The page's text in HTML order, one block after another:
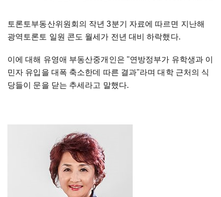
토론토부동산위원회의 작년 3분기 자료에 따르면 지난해
광역토론토 일원 콘도 월세가 전년 대비 하락했다.
이에 대해 유영애 부동산중개인은 "연방정부가 유학생과 이
민자 유입을 대폭 축소한데 따른 결과"라며 대학 근처의 식
당들이 문을 닫는 추세라고 말했다.